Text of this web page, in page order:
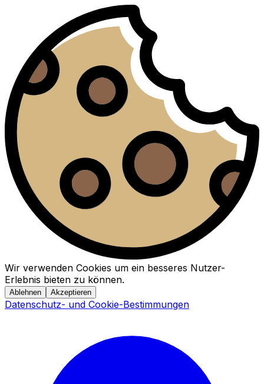
Wir verwenden Cookies um ein besseres Nutzer-
Erlebnis bieten zu können.
Ablehnen Akzeptieren
Datenschutz- und Cookie-Bestimmungen